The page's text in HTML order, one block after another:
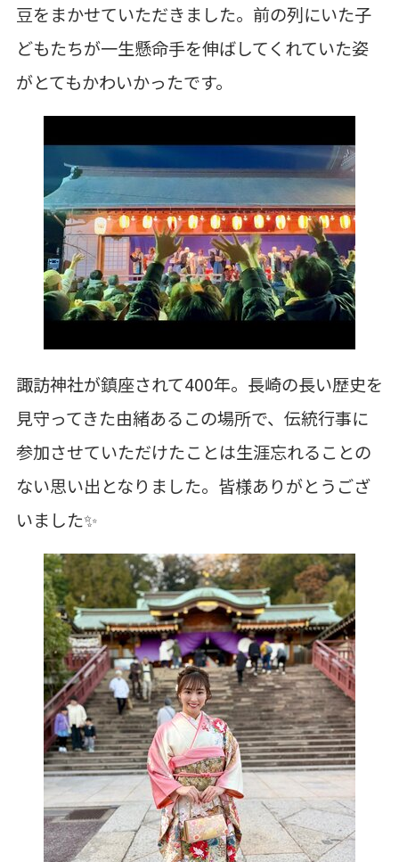
豆をまかせていただきました。前の列にいた子
どもたちが一生懸命手を伸ばしてくれていた姿
がとてもかわいかったです。
諏訪神社が鎮座されて400年。長崎の長い歴史を
見守ってきた由緒あるこの場所で、伝統行事に
参加させていただけたことは生涯忘れることの
ない思い出となりました。皆様ありがとうござ
いました✨